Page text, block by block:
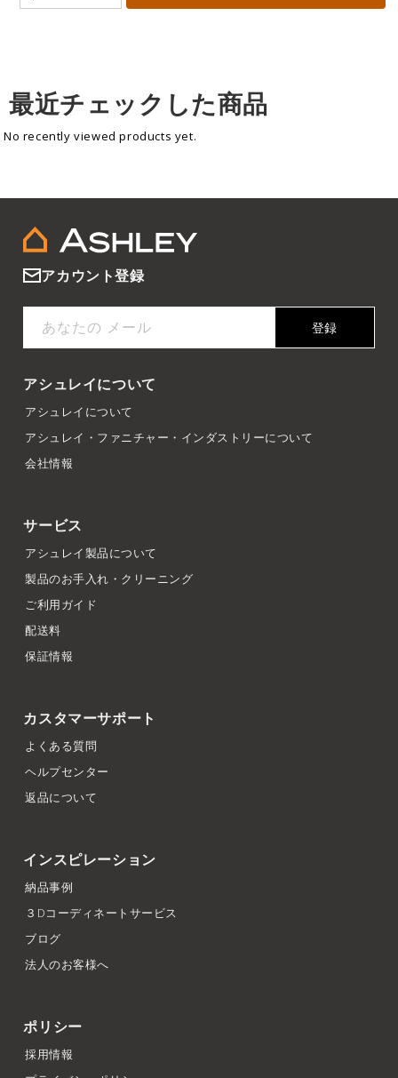
最近チェックした商品
No recently viewed products yet.
アカウント登録
あなたの メール 登録
アシュレイについて
アシュレイについて
アシュレイ・ファニチャー・インダストリーについて
会社情報
サービス
アシュレイ製品について
製品のお手入れ・クリーニング
ご利用ガイド
配送料
保証情報
カスタマーサポート
よくある質問
ヘルプセンター
返品について
インスピレーション
納品事例
３Dコーディネートサービス
ブログ
法人のお客様へ
ポリシー
採用情報